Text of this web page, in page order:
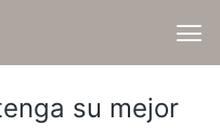
su mejor